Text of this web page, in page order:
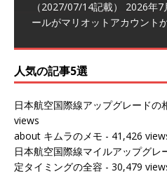
（2027/07/14記載） 2026年
ールがマリオットアカウント
（2026/03/31記載） 2026年
ェンマイに行く際に利用した
～バンコクの移動の際に再び
ェンマイに向かう際に利用し
人気の記事5選
日本航空国際線アップグレードの
views
about キムラのメモ - 41,426
日本航空国際線マイルアップグ
定タイミングの全容 - 30,479